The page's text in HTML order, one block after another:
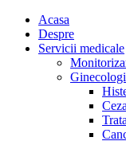
Acasa
Despre
Servicii medicale